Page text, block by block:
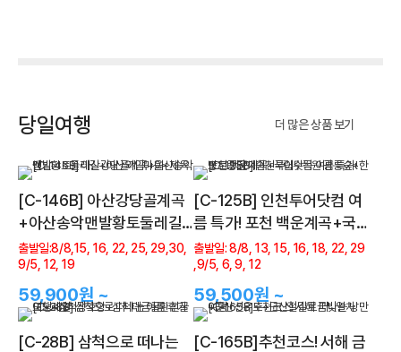
당일여행 더 많은 상품 보기
[C-146B] 아산강당골계곡
+아산송악맨발황토둘레길
+아산외암마을+제육쌈밥
출발일:8/8,15, 16, 22, 25, 29,30,
9/5, 12, 19
59,900원 ~
[C-125B] 인천투어닷컴 여
름 특가! 포천 백운계곡+국
립수목원 광릉숲+한방토종
닭백숙
출발일: 8/8, 13, 15, 16, 18, 22, 29
,9/5, 6, 9, 12
59,500원 ~
[C-28B] 삼척으로 떠나는
[C-165B]추천코스! 서해 금